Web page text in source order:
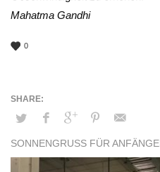
Mahatma Gandhi
0
SONNENGRUSS FÜR ANFÄNGER